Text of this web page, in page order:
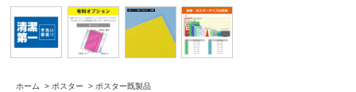
ホーム > ポスター > ポスター既製品